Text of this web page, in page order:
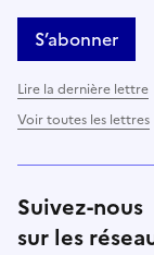
S’abonner
Lire la dernière lettre
Voir toutes les lettres
Suivez-nous
sur les